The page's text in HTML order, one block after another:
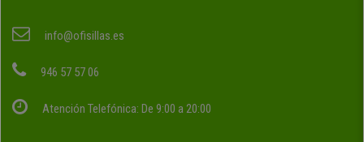
info@ofisillas.es
946 57 57 06
Atención Telefónica: De 9:00 a 20:00